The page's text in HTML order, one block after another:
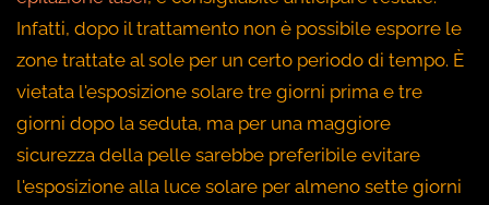
Infatti, dopo il trattamento non è possibile esporre le
zone trattate al sole per un certo periodo di tempo. È
vietata l'esposizione solare tre giorni prima e tre
giorni dopo la seduta, ma per una maggiore
sicurezza della pelle sarebbe preferibile evitare
l'esposizione alla luce solare per almeno sette giorni